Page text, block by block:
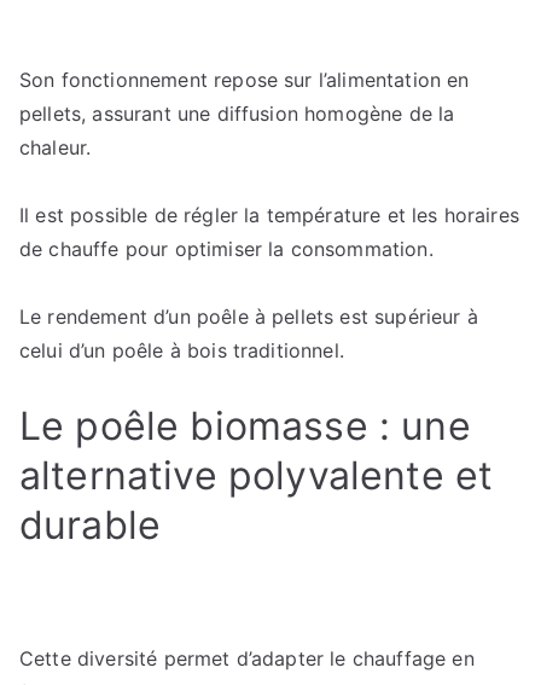
Son fonctionnement repose sur l’alimentation en
pellets, assurant une diffusion homogène de la
chaleur.
Il est possible de régler la température et les horaires
de chauffe pour optimiser la consommation.
Le rendement d’un poêle à pellets est supérieur à
celui d’un poêle à bois traditionnel.
Le poêle biomasse : une
alternative polyvalente et
durable
Cette diversité permet d’adapter le chauffage en